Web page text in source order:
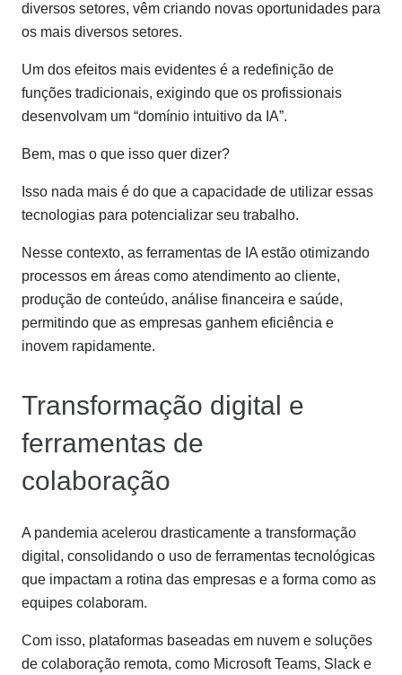
diversos setores, vêm criando novas oportunidades para
os mais diversos setores.
Um dos efeitos mais evidentes é a redefinição de
funções tradicionais, exigindo que os profissionais
desenvolvam um “domínio intuitivo da IA”.
Bem, mas o que isso quer dizer?
Isso nada mais é do que a capacidade de utilizar essas
tecnologias para potencializar seu trabalho.
Nesse contexto, as ferramentas de IA estão otimizando
processos em áreas como atendimento ao cliente,
produção de conteúdo, análise financeira e saúde,
permitindo que as empresas ganhem eficiência e
inovem rapidamente.
Transformação digital e
ferramentas de
colaboração
A pandemia acelerou drasticamente a transformação
digital, consolidando o uso de ferramentas tecnológicas
que impactam a rotina das empresas e a forma como as
equipes colaboram.
Com isso, plataformas baseadas em nuvem e soluções
de colaboração remota, como Microsoft Teams, Slack e